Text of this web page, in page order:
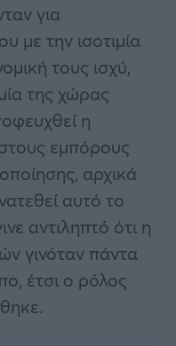
για
με την ισοτιμία
τους ισχύ,
της χώρας
η
εμπόρους
αρχικά
αυτό το
αντιληπτό ότι η
γινόταν πάντα
έτσι ο ρόλος